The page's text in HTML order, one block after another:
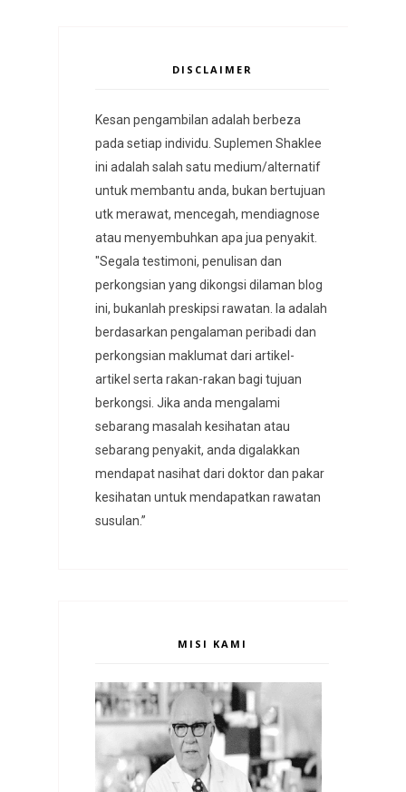
DISCLAIMER
Kesan pengambilan adalah berbeza
pada setiap individu. Suplemen Shaklee
ini adalah salah satu medium/alternatif
untuk membantu anda, bukan bertujuan
utk merawat, mencegah, mendiagnose
atau menyembuhkan apa jua penyakit.
"Segala testimoni, penulisan dan
perkongsian yang dikongsi dilaman blog
ini, bukanlah preskipsi rawatan. Ia adalah
berdasarkan pengalaman peribadi dan
perkongsian maklumat dari artikel-
artikel serta rakan-rakan bagi tujuan
berkongsi. Jika anda mengalami
sebarang masalah kesihatan atau
sebarang penyakit, anda digalakkan
mendapat nasihat dari doktor dan pakar
kesihatan untuk mendapatkan rawatan
susulan.”
MISI KAMI